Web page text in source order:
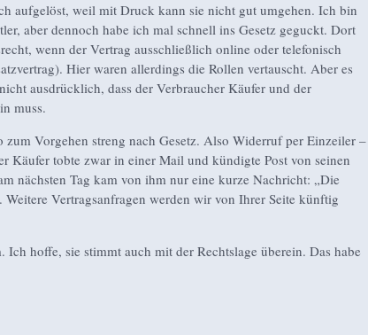
aufgelöst, weil mit Druck kann sie nicht gut umgehen. Ich bin
aber dennoch habe ich mal schnell ins Gesetz geguckt. Dort
wenn der Vertrag ausschließlich online oder telefonisch
Hier waren allerdings die Rollen vertauscht. Aber es
ausdrücklich, dass der Verbraucher Käufer und der
muss.
Vorgehen streng nach Gesetz. Also Widerruf per Einzeiler –
Käufer tobte zwar in einer Mail und kündigte Post von seinen
nächsten Tag kam von ihm nur eine kurze Nachricht: „Die
Vertragsanfragen werden wir von Ihrer Seite künftig
Ich hoffe, sie stimmt auch mit der Rechtslage überein. Das habe